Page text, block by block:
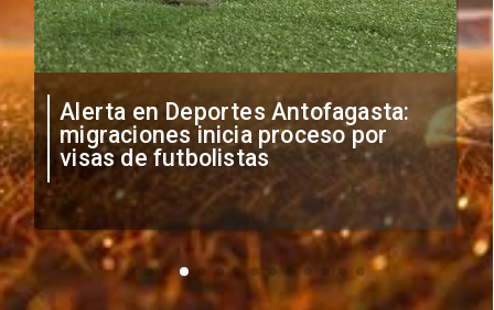
Alerta en Deportes Antofagasta:
migraciones inicia proceso por
visas de futbolistas